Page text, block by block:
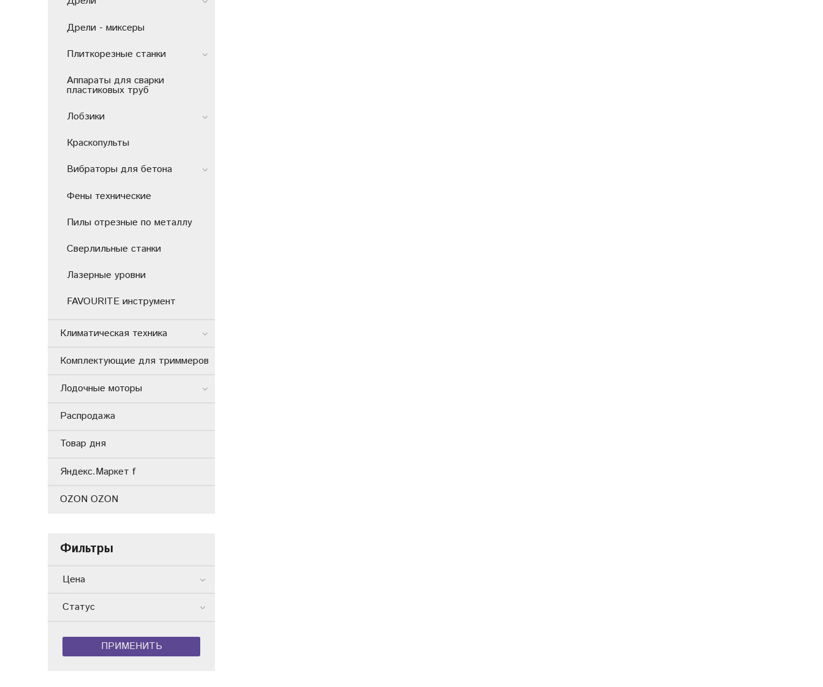
Дрели - миксеры
Плиткорезные станки
Аппараты для сварки
пластиковых труб
Лобзики
Краскопульты
Вибраторы для бетона
Фены технические
Пилы отрезные по металлу
Сверлильные станки
Лазерные уровни
FAVOURITE инструмент
Климатическая техника
Комплектующие для триммеров
Лодочные моторы
Распродажа
Товар дня
Яндекс.Маркет f
OZON OZON
Фильтры
Цена
Статус
ПРИМЕНИТЬ